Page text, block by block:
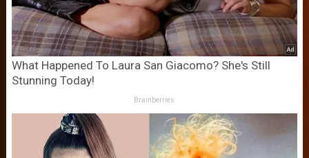
What Happened To Laura San Giacomo? She's Still
Stunning Today!
Brainberries